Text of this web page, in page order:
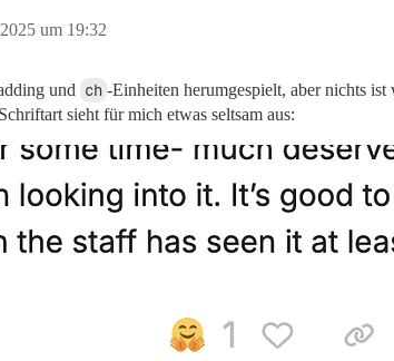
um 19:32
und ch -Einheiten herumgespielt, aber nichts
sieht für mich etwas seltsam aus: